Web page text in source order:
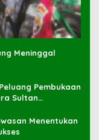
Meninggal
Pembukaan
Sultan
Menentukan